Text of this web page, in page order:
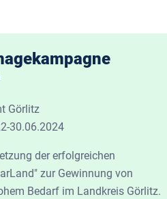
Görlitz
30.06.2024
der erfolgreichen
zur Gewinnung von
Bedarf im Landkreis Görlitz.